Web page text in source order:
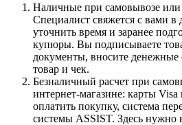
Наличные при самовывозе или
Специалист свяжется с вами в
уточнить время и заранее
купюры. Вы подписываете
документы, вносите денежные
товар и чек.
Безналичный расчет при
интернет-магазине: карты
оплатить покупку, система
системы ASSIST. Здесь нужно